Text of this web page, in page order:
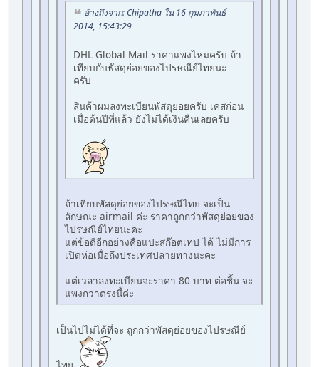
อ้างถึงจาก: Chipatha ใน 16 กุมภาพันธ์
2014, 15:43:29
DHL Global Mail ราคาแพงไหมครับ ถ้า
เทียบกับพัสดุย่อยของไปรษณีย์ไทยนะ
ครับ
สินค้าผมลงทะเบียนพัสดุย่อยครับ เคสก่อน
เมื่อต้นปีที่แล้ว ยังไม่ได้เงินคืนเลยครับ
ถ้าเทียบพัสดุย่อยของไปรษณีไทย จะเป็น
ลักษณะ airmail ค่ะ ราคาถูกกว่าพัสดุย่อยของ
ไปรษณีย์ไทยนะคะ
แต่ข้อดีอีกอย่างคือแปะสก๊อตเทป ได้ ไม่มีการ
เปิดห่อเมื่อถึงประเทศปลายทางนะคะ
แต่เวลาลงทะเบียนจะราคา 80 บาท ต่อชิ้น จะ
แพงกว่าตรงนี้ค่ะ
เป็นไปไม่ได้ที่จะ ถูกกว่าพัสดุย่อยของไปรษณีย์
ไทย